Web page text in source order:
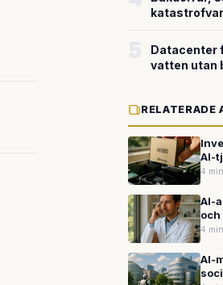
Datacenter
vatten utan
RELATERADE
AI-
4 min
AI-
4 min
AI-